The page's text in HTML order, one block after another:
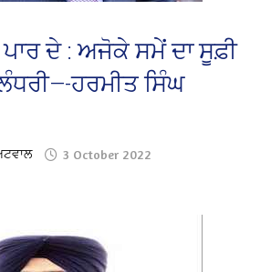
ਦੇ : ਅਜੋਕੇ ਸਮੇਂ ਦਾ ਸੂਫ਼ੀ
ਹਰਮੀਤ ਸਿੰਘ
3 October 2022